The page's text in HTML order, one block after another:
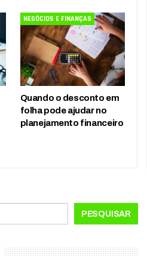
NEGÓCIOS E FINANÇAS
Quando o desconto em
folha pode ajudar no
planejamento financeiro
PESQUISAR